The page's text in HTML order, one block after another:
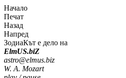
Начало
Печат
Назад
Напред
ЗодиаКът е дело на
ElmUS.biZ
astro@elmus.biz
W. A. Mozart